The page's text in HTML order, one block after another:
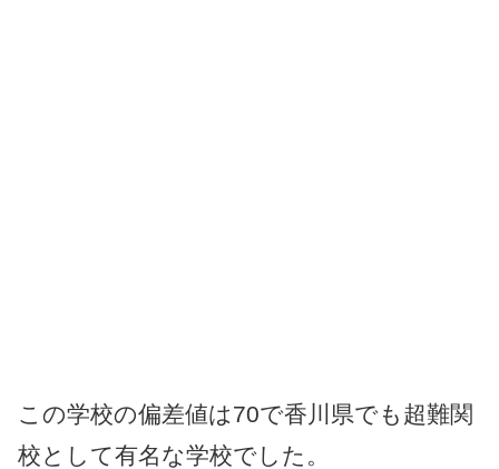
この学校の偏差値は70で香川県でも超難関
校として有名な学校でした。